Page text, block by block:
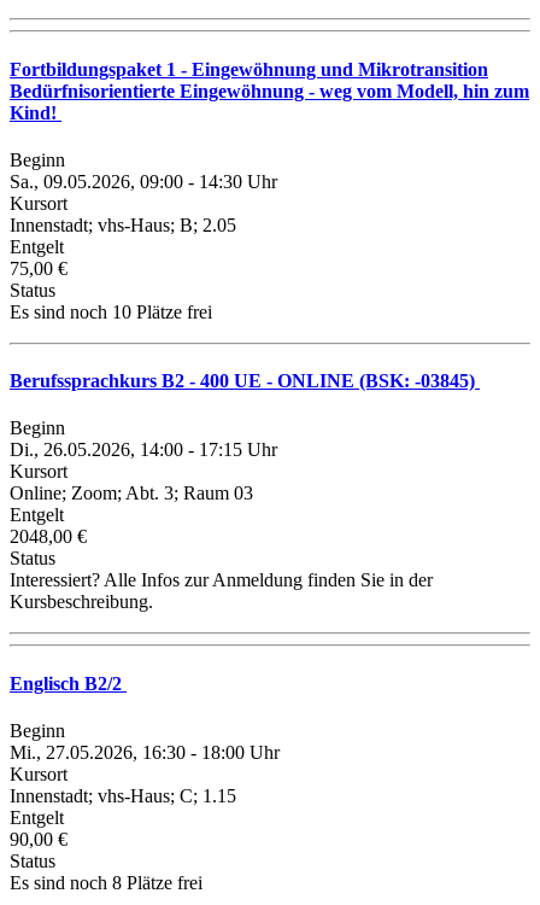
Fortbildungspaket 1 - Eingewöhnung und Mikrotransition
Bedürfnisorientierte Eingewöhnung - weg vom Modell, hin zum
Kind!
Beginn
Sa., 09.05.2026, 09:00 - 14:30 Uhr
Kursort
Innenstadt; vhs-Haus; B; 2.05
Entgelt
75,00 €
Status
Es sind noch 10 Plätze frei
Berufssprachkurs B2 - 400 UE - ONLINE (BSK: -03845)
Beginn
Di., 26.05.2026, 14:00 - 17:15 Uhr
Kursort
Online; Zoom; Abt. 3; Raum 03
Entgelt
2048,00 €
Status
Interessiert? Alle Infos zur Anmeldung finden Sie in der
Kursbeschreibung.
Englisch B2/2
Beginn
Mi., 27.05.2026, 16:30 - 18:00 Uhr
Kursort
Innenstadt; vhs-Haus; C; 1.15
Entgelt
90,00 €
Status
Es sind noch 8 Plätze frei